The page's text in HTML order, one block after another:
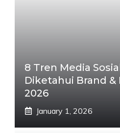
8 Tren Media
Diketahui Brand &
2026
January 1, 2026